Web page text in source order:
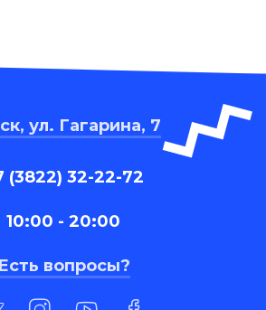
ул. Гагарина, 7
(3822) 32-22-72
10:00 - 20:00
Есть вопросы?